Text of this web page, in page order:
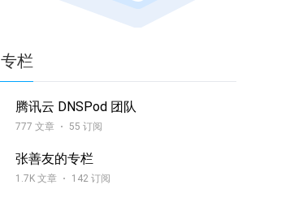
专栏
腾讯云 DNSPod 团队
777 文章 55 订阅
张善友的专栏
1.7K 文章 142 订阅